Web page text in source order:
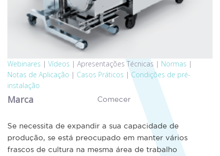
Webinares | Vídeos | Apresentações Técnicas | Normas |
Notas de Aplicação | Casos Práticos |Condições de pré-
instalação
Marca Comecer
Se necessita de expandir a sua capacidade de
produção, se está preocupado em manter vários
frascos de cultura na mesma área de trabalho